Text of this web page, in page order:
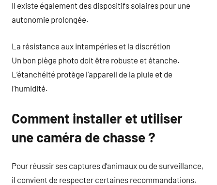
Il existe également des dispositifs solaires pour une
autonomie prolongée.
La résistance aux intempéries et la discrétion
Un bon piège photo doit être robuste et étanche.
L’étanchéité protège l’appareil de la pluie et de
l’humidité.
Comment installer et utiliser
une caméra de chasse ?
Pour réussir ses captures d’animaux ou de surveillance,
il convient de respecter certaines recommandations.